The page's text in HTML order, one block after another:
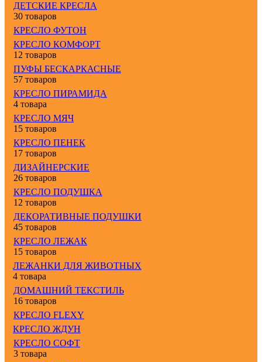
ДЕТСКИЕ КРЕСЛА
30 товаров
КРЕСЛО ФУТОН
КРЕСЛО КОМФОРТ
12 товаров
ПУФЫ БЕСКАРКАСНЫЕ
57 товаров
КРЕСЛО ПИРАМИДА
4 товара
КРЕСЛО МЯЧ
15 товаров
КРЕСЛО ПЕНЕК
17 товаров
ДИЗАЙНЕРСКИЕ
26 товаров
КРЕСЛО ПОДУШКА
12 товаров
ДЕКОРАТИВНЫЕ ПОДУШКИ
45 товаров
КРЕСЛО ЛЕЖАК
15 товаров
ЛЕЖАНКИ ДЛЯ ЖИВОТНЫХ
4 товара
ДОМАШНИЙ ТЕКСТИЛЬ
16 товаров
КРЕСЛО FLEXY
КРЕСЛО ЖДУН
КРЕСЛО СОФТ
3 товара